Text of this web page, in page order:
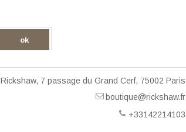
ok
Rickshaw, 7 passage du Grand Cerf, 75002 Paris
boutique@rickshaw.fr
+33142214103